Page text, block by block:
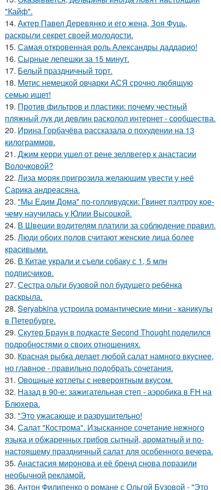
"Кайф".
14. Актер Павел Деревянко и его жена, Зоя Фуць,
раскрыли секрет своей молодости.
15. Самая откровенная роль Александры даддарио!
16. Сырные лепешки за 15 минут.
17. Белый праздничный торт.
18. Метис немецкой овчарки АСЯ срочно любящую
семью ищет!
19. Против фильтров и пластики: почему честный
пляжный лук ди девлин расколол интернет - сообщества.
20. Ирина Горбачёва рассказала о похудении на 13
килограммов.
21. Джим керри ушел от рене зеллвегер к анастасии
Волочковой?
22. Лиза моряк пригрозила желающим увести у неё
Сарика андреасяна.
23. "Мы Едим Дома" по-голливудски: Гвинет пэлтроу кое-
чему научилась у Юлии Высоцкой.
24. В Швеции водителям платили за соблюдение правил.
25. Люди обоих полов считают женские лица более
красивыми.
26. В Китае украли и съели собаку с 1, 5 млн
подписчиков.
27. Сестра ольги бузовой пол будущего ребёнка
раскрыла.
28. Seryabkina устроила романтические мини - каникулы
в Петербурге.
29. Скутер Браун в подкасте Second Thought поделился
подробностями о своих отношениях.
30. Красная рыбка делает любой салат намного вкуснее,
но главное - правильно подобрать сочетания.
31. Овощные котлеты с невероятным вкусом.
32. Назад в 90-е: зажигательная степ - аэробика в FH на
Блюхера.
33. "Это ужасающе и разрушительно!
34. Салат "Кострома". Изысканное сочетание нежного
языка и обжаренных грибов сытный, ароматный и по-
настоящему праздничный салат для особенного вечера.
35. Анастасия миронова и её бренд снова поразили
необычной рекламой.
36. Антон Филипенко о романе с Ольгой Бузовой - "Это